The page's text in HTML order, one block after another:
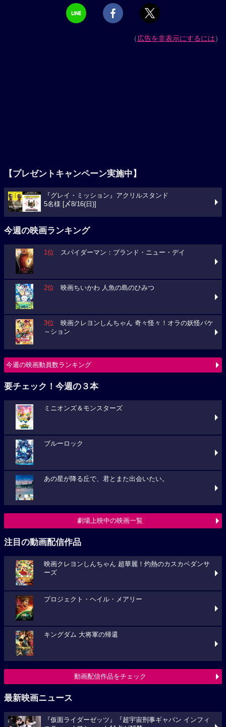
（広告を非表示にするには）
【プレゼントキャンペーン実施中】
『グレイ・ミッション』アクリルスタンド
5名様 [〆8/16(日)]
今週の映画ランキング
1位 スパイダーマン：ブランド・ニュー・デイ
2位 映画ちいかわ 人魚の島のひみつ
3位 映画クレヨンしんちゃん 奇々怪々！オラの妖怪バケ
～ション
今週の映画動員数ランキング
要チェック！今週の３本
ミニオンズ＆モンスターズ
ブルーロック
あの星が降る丘で、君とまた出会いたい。
劇場上映中の映画一覧
注目の動画配信作品
映画クレヨンしんちゃん 超華麗！灼熱のカスカベダンサ
ーズ
プロジェクト・ヘイル・メアリー
キングダム 大将軍の帰還
動画配信作品をチェック
最新映画ニュース
『仮面ライダーゼッツ』『超宇宙刑事ギャバン インフィ